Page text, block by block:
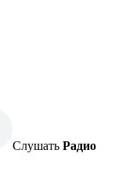
Слушать Радио